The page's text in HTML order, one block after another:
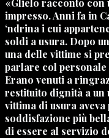
impresso. Anni fa in
‘ndrina i cui
soldi a usura. Dopo
una delle vittime si
parlare col personale
Erano venuti a
restituito dignità a un
vittima di usura
soddisfazione più
di essere al servizio